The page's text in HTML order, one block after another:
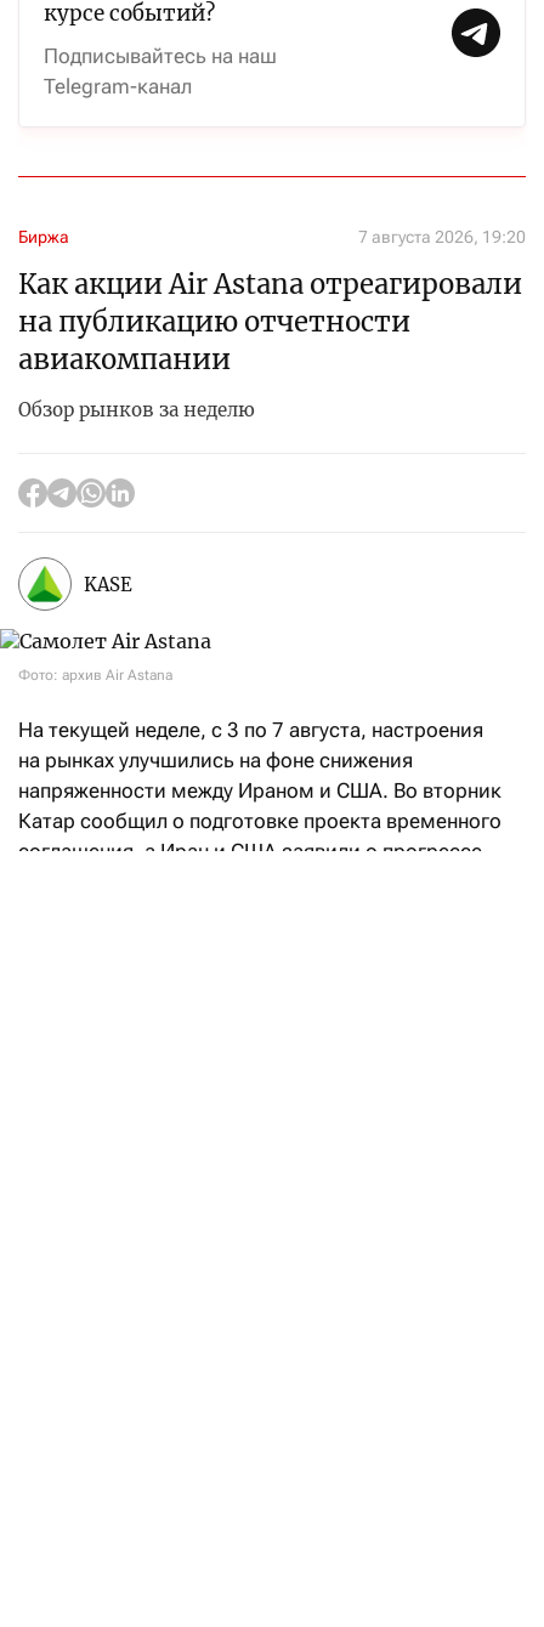
курсе событий?
Подписывайтесь на наш
Telegram-канал
Биржа 7 августа 2026, 19:20
Как акции Air Astana отреагировали
на публикацию отчетности
авиакомпании
Обзор рынков за неделю
KASE
Фото: архив Air Astana
На текущей неделе, с 3 по 7 августа, настроения
на рынках улучшились на фоне снижения
напряженности между Ираном и США. Во вторник
Катар сообщил о подготовке проекта временного
соглашения, а Иран и США заявили о прогрессе